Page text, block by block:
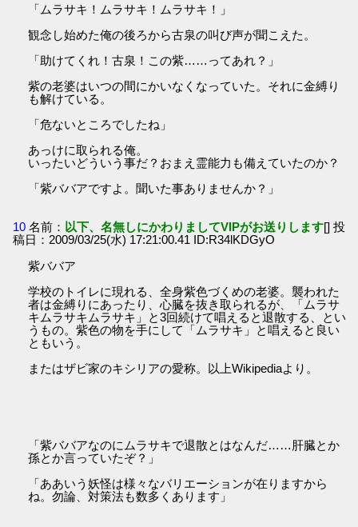
「ムラサキ！ムラサキ！ムラサキ！」
観念し始めた俺の後ろから古泉の叫び声が聞こえた。
「助けてくれ！古泉！この紫……ってあれ？」
紫の老婆はいつの間にかいなくなっていた。それに金縛り
も解けている。
「危ないところでしたね」
あっけに取られる俺。
いったいどういう事だ？おまえ霊能力も備えていたのか？
「紫ババアですよ。聞いた事ありませんか？」
10 名前： 以下、名無しにかわりましてVIPがお送りします[] 投
稿日：2009/03/25(水) 17:21:00.41 ID:R34lKDGyO
紫ババア
学校のトイレに現れる、全身紫色づくめの老婆。襲われた
者は金縛りにあったり、心臓を抜き取られるが、「ムラサ
キムラサキムラサキ」と3回続けて唱えると退散する、とい
うもの。紫色の物を手にして「ムラサキ」と唱えると良い
ともいう。
またはザビ家のキシリアの愛称。以上Wikipediaより。
「紫ババアなのにムラサキで退散とはなんだ……肝臓とか
孫とか言っていたぞ？」
「ああいう妖怪は様々なバリエーションが在りますから
ね。勿論、対策法も数多くあります」